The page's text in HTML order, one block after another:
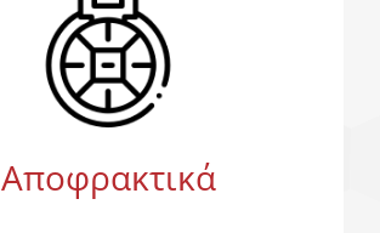
Αποφρακτικά